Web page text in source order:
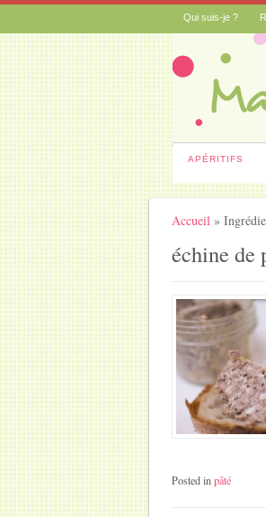
Qui suis-je ?
APÉRITIFS
Accueil »
échine de
Posted inpâté